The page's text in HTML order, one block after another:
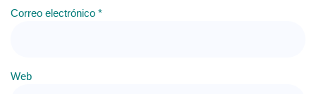
Correo electrónico *
Web